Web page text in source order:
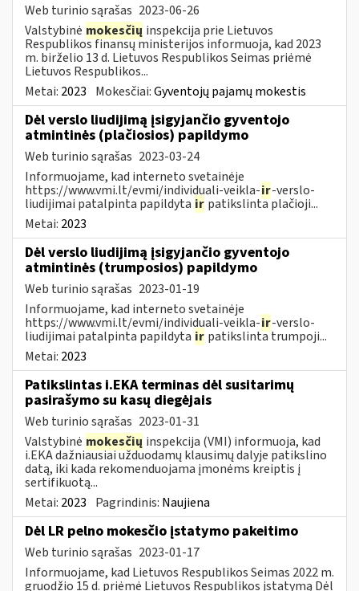
Web turinio sąrašas 2023-06-26
Valstybinė mokesčių inspekcija prie Lietuvos
Respublikos finansų ministerijos informuoja, kad 2023
m. birželio 13 d. Lietuvos Respublikos Seimas priėmė
Lietuvos Respublikos...
Metai: 2023 Mokesčiai:Gyventojų pajamų mokestis
Dėl verslo liudijimą įsigyjančio gyventojo
atmintinės (plačiosios) papildymo
Web turinio sąrašas 2023-03-24
Informuojame, kad interneto svetainėje
https://www.vmi.lt/evmi/individuali-veikla-ir-verslo-
liudijimai patalpinta papildyta ir patikslinta plačioji...
Metai: 2023
Dėl verslo liudijimą įsigyjančio gyventojo
atmintinės (trumposios) papildymo
Web turinio sąrašas 2023-01-19
Informuojame, kad interneto svetainėje
https://www.vmi.lt/evmi/individuali-veikla-ir-verslo-
liudijimai patalpinta papildyta ir patikslinta trumpoji...
Metai: 2023
Patikslintas i.EKA terminas dėl susitarimų
pasirašymo su kasų diegėjais
Web turinio sąrašas 2023-01-31
Valstybinė mokesčių inspekcija (VMI) informuoja, kad
i.EKA dažniausiai užduodamų klausimų dalyje patikslino
datą, iki kada rekomenduojama įmonėms kreiptis į
sertifikuotą...
Metai: 2023 Pagrindinis: Naujiena
Dėl LR pelno mokesčio įstatymo pakeitimo
Web turinio sąrašas 2023-01-17
Informuojame, kad Lietuvos Respublikos Seimas 2022 m.
gruodžio 15 d. priėmė Lietuvos Respublikos įstatymą Dėl